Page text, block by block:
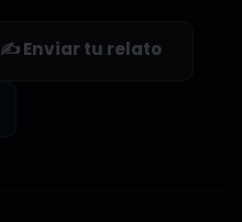
✍️ Enviar tu relato